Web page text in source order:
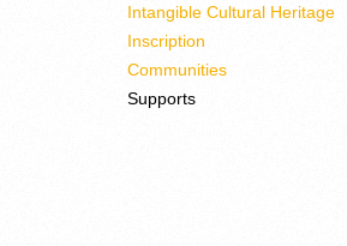
Intangible Cultural Heritage
Inscription
Communities
Supports